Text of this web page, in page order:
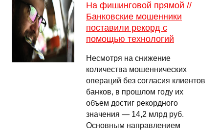
На фишинговой прямой //
Банковские мошенники
поставили рекорд с
помощью технологий
Несмотря на снижение
количества мошеннических
операций без согласия клиентов
банков, в прошлом году их
объем достиг рекордного
значения — 14,2 млрд руб.
Основным направлением